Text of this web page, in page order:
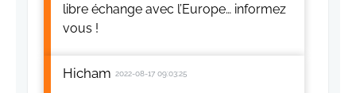
libre échange avec l’Europe… informez
vous !
Hicham 2022-08-17 09:03:25